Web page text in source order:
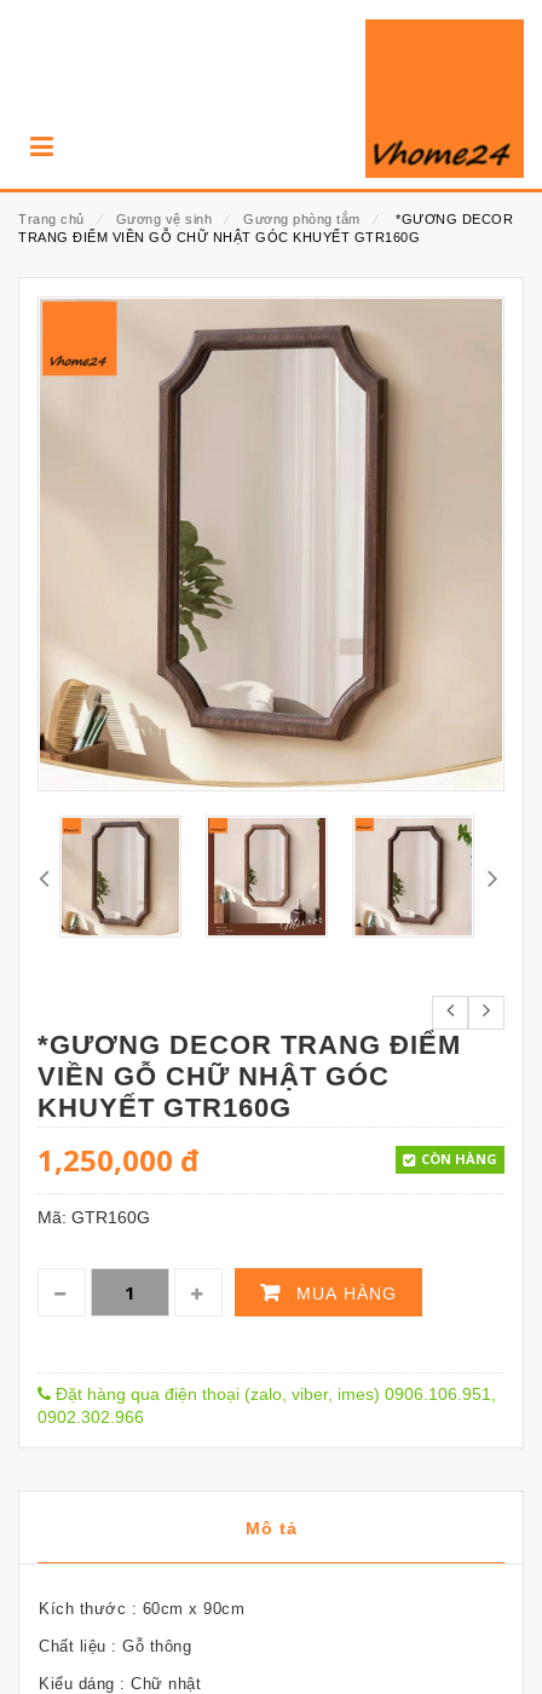
Trang chủ ⁄ Gương vệ sinh ⁄ Gương phòng tắm ⁄
*GƯƠNG DECOR
TRANG ĐIỂM VIỀN GỖ CHỮ NHẬT GÓC KHUYẾT GTR160G
*GƯƠNG DECOR TRANG ĐIỂM
VIỀN GỖ CHỮ NHẬT GÓC
KHUYẾT GTR160G
1,250,000 đ CÒN HÀNG
Mã: GTR160G
MUA HÀNG
Đặt hàng qua điện thoại (zalo, viber, imes) 0906.106.951,
0902.302.966
Mô tả
Kích thước : 60cm x 90cm
Chất liệu : Gỗ thông
Kiểu dáng : Chữ nhật